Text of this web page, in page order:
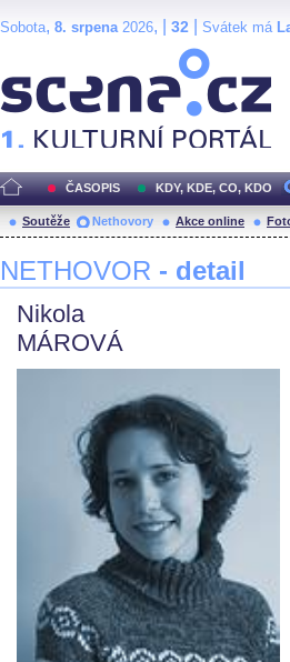
Sobota, 8. srpena2026, | 32 Svátek má
ČASOPIS KDY, KDE, CO, KDO
Soutěže Nethovory Akce online
NETHOVOR - detail
Nikola
MÁROVÁ